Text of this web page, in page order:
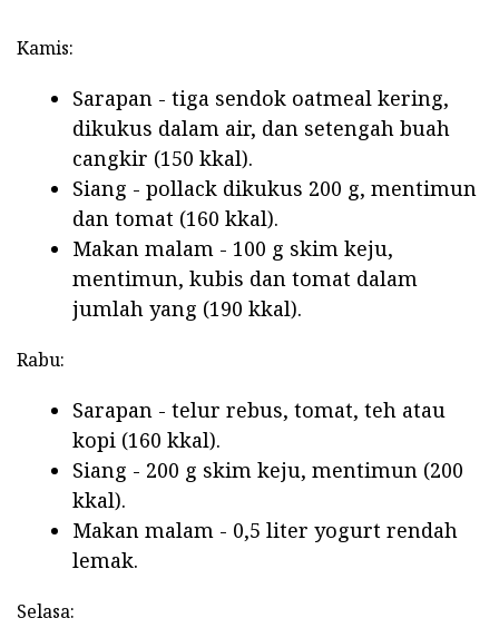
Kamis:
Sarapan - tiga sendok oatmeal kering,
dikukus dalam air, dan setengah buah
cangkir (150 kkal).
Siang - pollack dikukus 200 g, mentimun
dan tomat (160 kkal).
Makan malam - 100 g skim keju,
mentimun, kubis dan tomat dalam
jumlah yang (190 kkal).
Rabu:
Sarapan - telur rebus, tomat, teh atau
kopi (160 kkal).
Siang - 200 g skim keju, mentimun (200
kkal).
Makan malam - 0,5 liter yogurt rendah
lemak.
Selasa: